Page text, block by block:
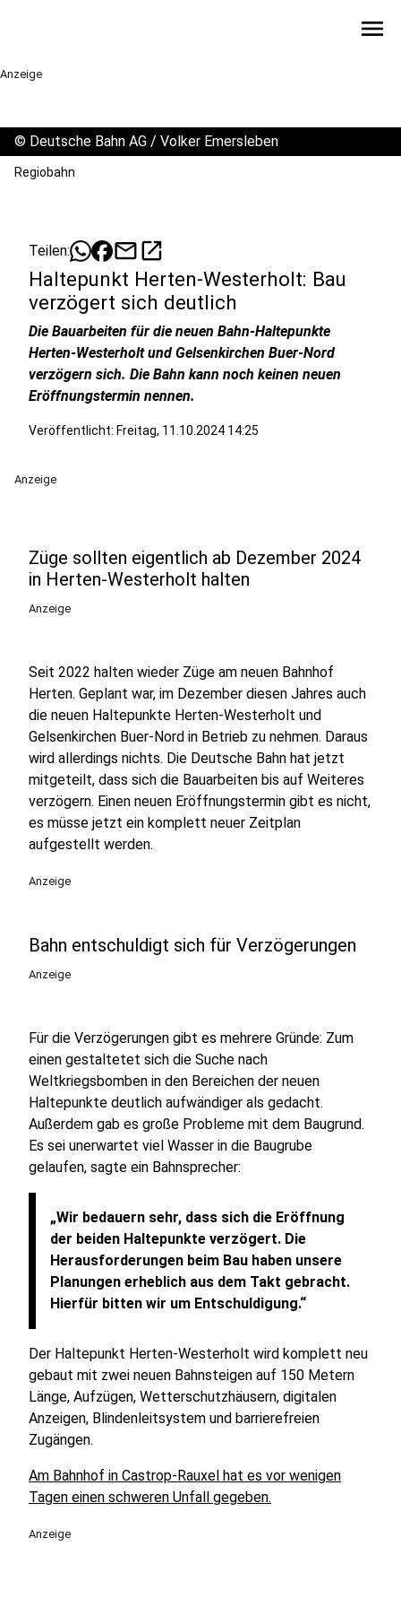
menu
Anzeige
© Deutsche Bahn AG / Volker Emersleben
Regiobahn
Teilen: mailopen_in_new
Haltepunkt Herten-Westerholt: Bau
verzögert sich deutlich
Die Bauarbeiten für die neuen Bahn-Haltepunkte
Herten-Westerholt und Gelsenkirchen Buer-Nord
verzögern sich. Die Bahn kann noch keinen neuen
Eröffnungstermin nennen.
Veröffentlicht: Freitag, 11.10.2024 14:25
Anzeige
Züge sollten eigentlich ab Dezember 2024
in Herten-Westerholt halten
Anzeige
Seit 2022 halten wieder Züge am neuen Bahnhof
Herten. Geplant war, im Dezember diesen Jahres auch
die neuen Haltepunkte Herten-Westerholt und
Gelsenkirchen Buer-Nord in Betrieb zu nehmen. Daraus
wird allerdings nichts. Die Deutsche Bahn hat jetzt
mitgeteilt, dass sich die Bauarbeiten bis auf Weiteres
verzögern. Einen neuen Eröffnungstermin gibt es nicht,
es müsse jetzt ein komplett neuer Zeitplan
aufgestellt werden.
Anzeige
Bahn entschuldigt sich für Verzögerungen
Anzeige
Für die Verzögerungen gibt es mehrere Gründe: Zum
einen gestaltetet sich die Suche nach
Weltkriegsbomben in den Bereichen der neuen
Haltepunkte deutlich aufwändiger als gedacht.
Außerdem gab es große Probleme mit dem Baugrund.
Es sei unerwartet viel Wasser in die Baugrube
gelaufen, sagte ein Bahnsprecher:
„Wir bedauern sehr, dass sich die Eröffnung
der beiden Haltepunkte verzögert. Die
Herausforderungen beim Bau haben unsere
Planungen erheblich aus dem Takt gebracht.
Hierfür bitten wir um Entschuldigung.“
Der Haltepunkt Herten-Westerholt wird komplett neu
gebaut mit zwei neuen Bahnsteigen auf 150 Metern
Länge, Aufzügen, Wetterschutzhäusern, digitalen
Anzeigen, Blindenleitsystem und barrierefreien
Zugängen.
Am Bahnhof in Castrop-Rauxel hat es vor wenigen
Tagen einen schweren Unfall gegeben.
Anzeige